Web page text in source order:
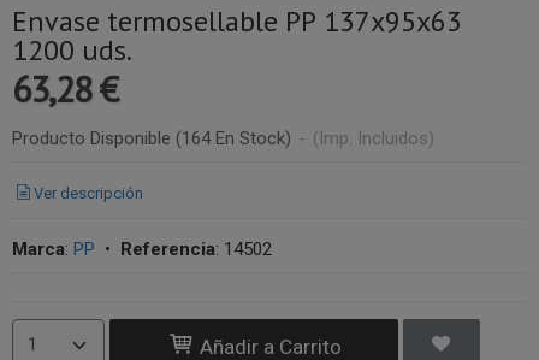
Envase termosellable PP 137x95x63
1200 uds.
63,28 €
Producto Disponible (164 En Stock) - (Imp. Incluidos)
Ver descripción
Marca: PP • Referencia: 14502
Añadir a Carrito